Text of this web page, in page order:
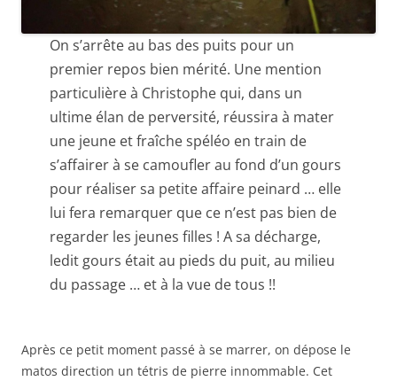
On s’arrête au bas des puits pour un
premier repos bien mérité. Une mention
particulière à Christophe qui, dans un
ultime élan de perversité, réussira à mater
une jeune et fraîche spéléo en train de
s’affairer à se camoufler au fond d’un gours
pour réaliser sa petite affaire peinard … elle
lui fera remarquer que ce n’est pas bien de
regarder les jeunes filles ! A sa décharge,
ledit gours était au pieds du puit, au milieu
du passage … et à la vue de tous !!
Après ce petit moment passé à se marrer, on dépose le
matos direction un tétris de pierre innommable. Cet